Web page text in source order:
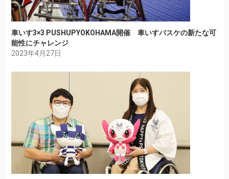
車いす3×3 PUSHUPYOKOHAMA開催 車いすバスケの新たな可
能性にチャレンジ
2023年4月27日